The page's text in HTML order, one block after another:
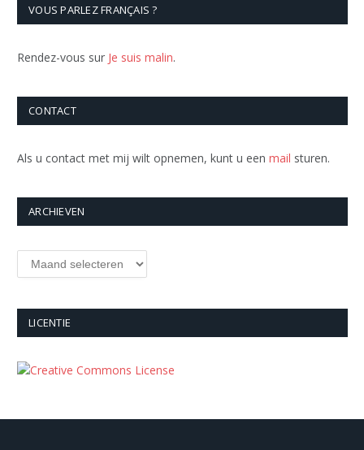
VOUS PARLEZ FRANÇAIS ?
Rendez-vous sur Je suis malin.
CONTACT
Als u contact met mij wilt opnemen, kunt u een mail sturen.
ARCHIEVEN
Archieven
LICENTIE